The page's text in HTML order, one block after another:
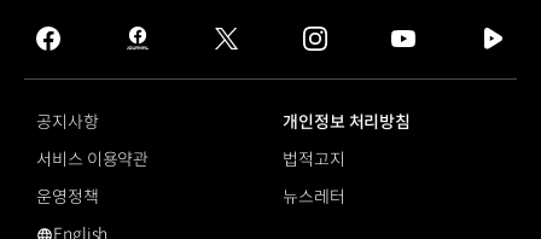
GROUP
facebook
hmg
journal
twitter instagram
tv
공지사항
개인정보 처리방침
서비스 이용약관
법적고지
운영정책
뉴스레터
English